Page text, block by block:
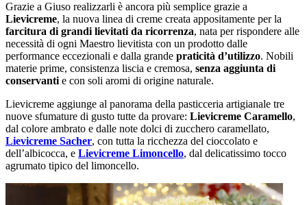
Grazie a Giuso realizzarli è ancora più semplice grazie a
Lievicreme, la nuova linea di creme creata appositamente per la
farcitura di grandi lievitati da ricorrenza, nata per rispondere alle
necessità di ogni Maestro lievitista con un prodotto dalle
performance eccezionali e dalla grande praticità d’utilizzo. Nobili
materie prime, consistenza liscia e cremosa, senza aggiunta di
conservantie con soli aromi di origine naturale.
Lievicreme aggiunge al panorama della pasticceria artigianale tre
nuove sfumature di gusto tutte da provare: Lievicreme Caramello,
dal colore ambrato e dalle note dolci di zucchero caramellato,
Lievicreme Sacher, con tutta la ricchezza del cioccolato e
dell’albicocca, e Lievicreme Limoncello, dal delicatissimo tocco
agrumato tipico del limoncello.